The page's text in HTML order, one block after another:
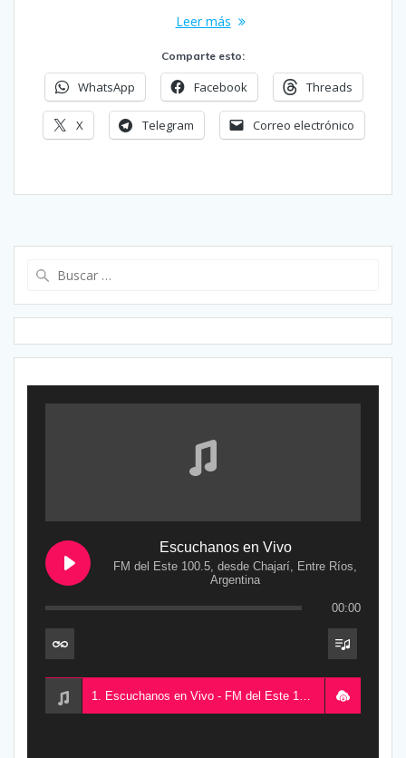
Leer más
Comparte esto:
WhatsApp Facebook Threads
X Telegram Correo electrónico
Escuchanos en Vivo
FM del Este 100.5, desde Chajarí, Entre Ríos,
Argentina
00:00
1. Escuchanos en Vivo - FM del Este 100.5, desde Chajarí, Entre Ríos, Argentina